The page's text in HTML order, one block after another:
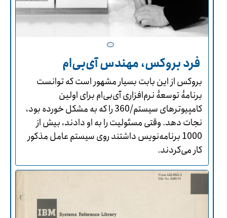
فرد بروکس، مهندس آی‌بی‌ام
بروکس از این بابت بسیار مشهور است که توانست
برنامۀ توسعۀ نرم‌افزاری آی‌بی‌ام برای اولین
کامپیوترهای سیستم/360 را که به مشکل خورده بود،
نجات دهد. وقتی مسئولیت را به او دادند، بیش از
1000 برنامه‌نویس داشتند روی سیستم عامل مذکور
کار می‌کردند.